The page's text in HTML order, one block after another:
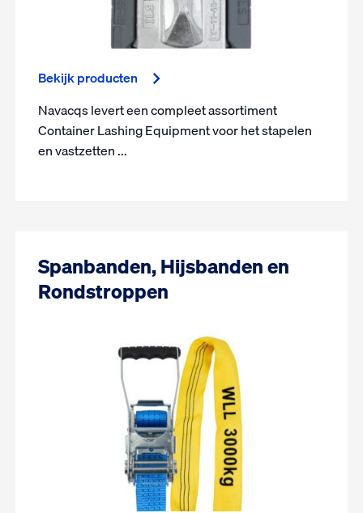
Bekijk producten
Navacqs levert een compleet assortiment
Container Lashing Equipment voor het stapelen
en vastzetten ...
Spanbanden, Hijsbanden en
Rondstroppen